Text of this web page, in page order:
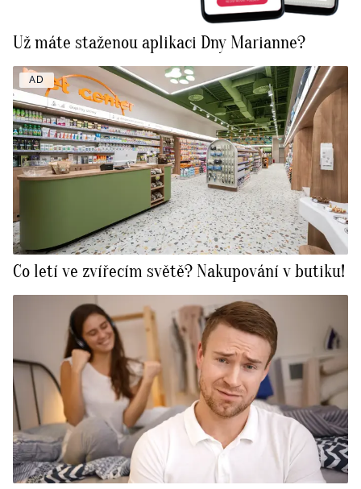
Už máte staženou aplikaci Dny Marianne?
AD
Co letí ve zvířecím světě? Nakupování v butiku!